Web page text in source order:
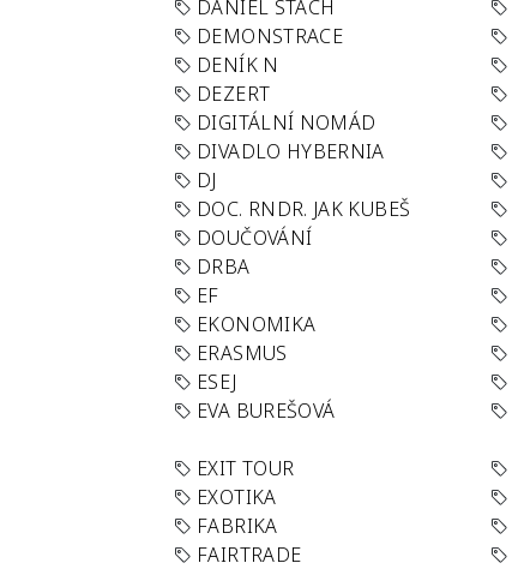
DANIEL STACH
DEMONSTRACE
DENÍK N
DEZERT
DIGITÁLNÍ NOMÁD
DIVADLO HYBERNIA
DJ
DOC. RNDR. JAK KUBEŠ
DOUČOVÁNÍ
DRBA
EF
EKONOMIKA
ERASMUS
ESEJ
EVA BUREŠOVÁ
EXIT TOUR
EXOTIKA
FABRIKA
FAIRTRADE